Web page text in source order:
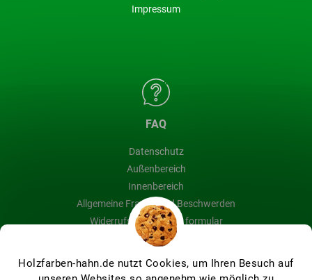
Holzfarben-hahn.de nutzt Cookies, um Ihren Besuch auf
Impressum
FAQ
Datenschutz
Außenbereich
Innenbereich
Allgemeine Fragen und Beschwerden
Widerrufsbelehrung & formular
Blog